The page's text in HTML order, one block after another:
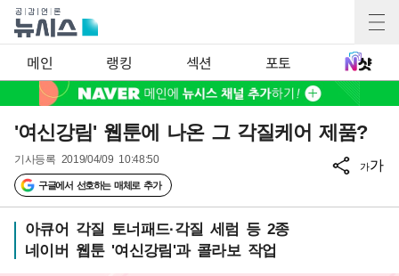
메인 랭킹 섹션 포토
'여신강림' 웹툰에 나온 그 각질케어 제품?
기사등록 2019/04/09 10:48:50
구글에서 선호하는 매체로 추가
가가
아큐어 각질 토너패드·각질 세럼 등 2종
네이버 웹툰 '여신강림'과 콜라보 작업